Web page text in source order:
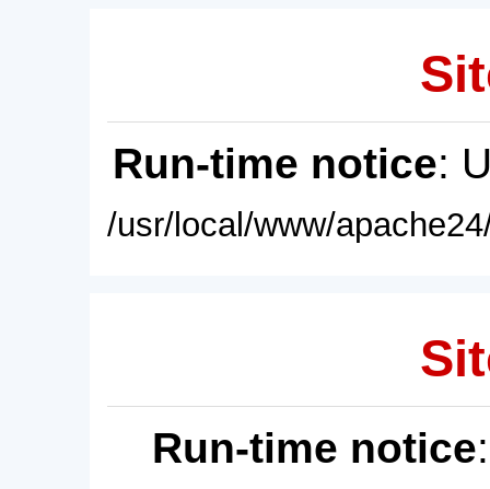
Run-time notice:
/usr/local/www/
Run-time notice